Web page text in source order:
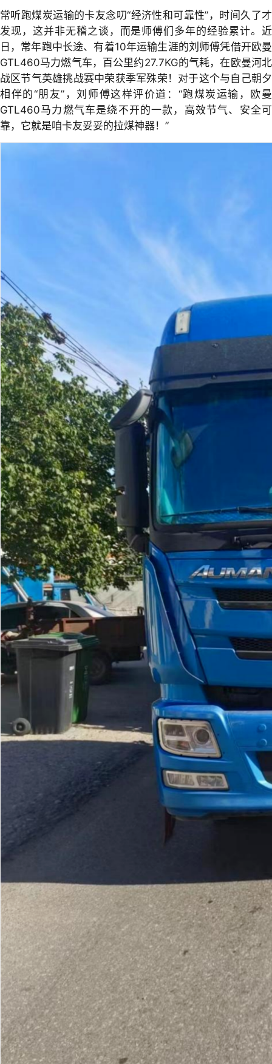
常听跑煤炭运输的卡友念叨“经济性和可靠性”，时间久了才
发现，这并非无稽之谈，而是师傅们多年的经验累计。近
日，常年跑中长途、有着10年运输生涯的刘师傅凭借开欧曼
GTL460马力燃气车，百公里约27.7KG的气耗，在欧曼河北
战区节气英雄挑战赛中荣获季军殊荣！对于这个与自己朝夕
相伴的“朋友”，刘师傅这样评价道：“跑煤炭运输，欧曼
GTL460马力燃气车是绕不开的一款，高效节气、安全可
靠，它就是咱卡友妥妥的拉煤神器！”